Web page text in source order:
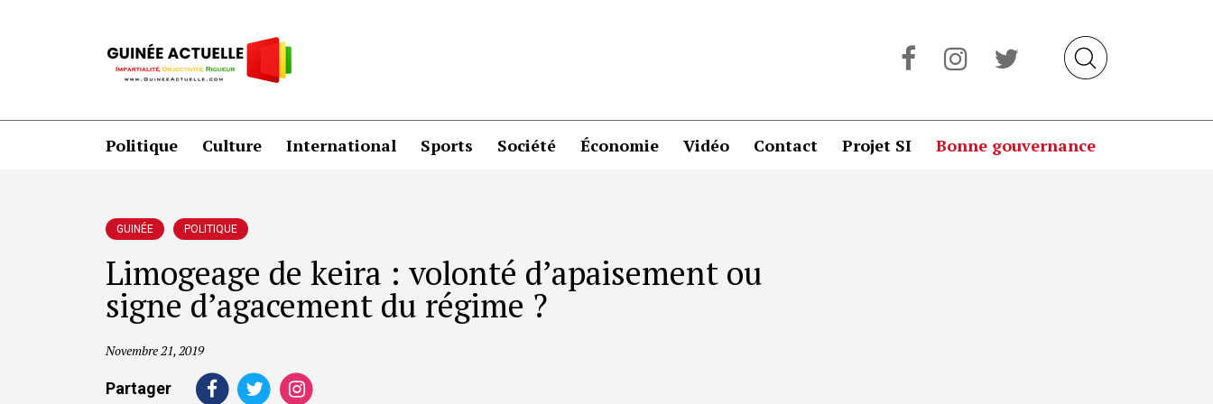
Politique Culture International Sports Société Économie Vidéo Contact Projet SI Bonne gouvernance
GUINÉE POLITIQUE
Limogeage de keira : volonté d’apaisement ou
signe d’agacement du régime ?
Novembre 21, 2019
Partager